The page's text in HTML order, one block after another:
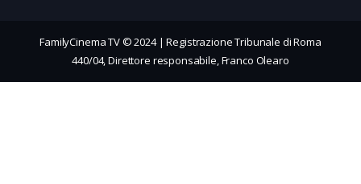
FamilyCinema TV © 2024 | Registrazione Tribunale di Roma
440/04, Direttore responsabile, Franco Olearo